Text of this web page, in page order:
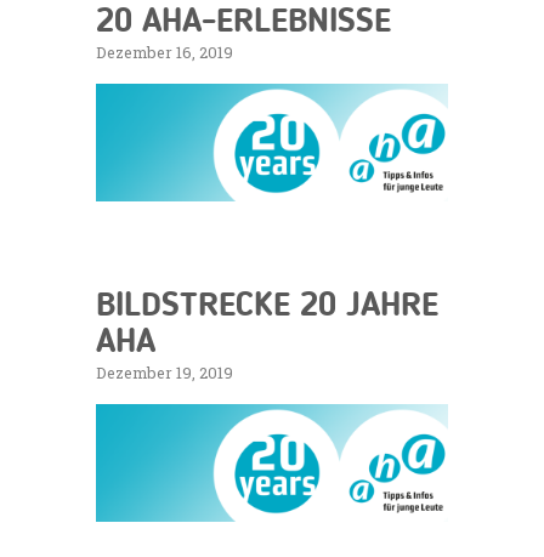
20 AHA-ERLEBNISSE
Dezember 16, 2019
BILDSTRECKE 20 JAHRE
AHA
Dezember 19, 2019